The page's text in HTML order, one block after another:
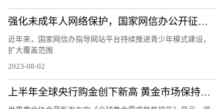
强化未成年人网络保护，国家网信办公开征求意见
近年来，国家网信办指导网站平台持续推进青少年模式建设，
扩大覆盖范围
2023-08-02
上半年全球央行购金创下新高 黄金市场保持良好势头